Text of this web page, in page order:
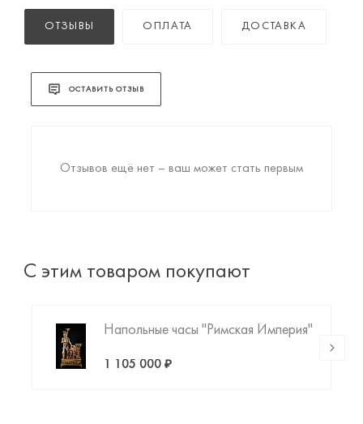
ОТЗЫВЫ ОПЛАТА ДОСТАВКА
ОСТАВИТЬ ОТЗЫВ
Отзывов ещё нет – ваш может стать первым
С этим товаром покупают
Напольные часы "Римская Империя"
1 105 000 ₽